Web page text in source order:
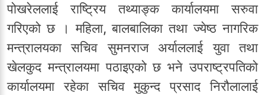
पोखरेललाई राष्ट्रिय तथ्याङ्क कार्यालयमा सरुवा
गरिएको छ । महिला, बालबालिका तथा ज्येष्ठ नागरिक
मन्त्रालयका सचिव सुमनराज अर्याललाई युवा तथा
खेलकुद मन्त्रालयमा पठाइएको छ भने उपराष्ट्रपतिको
कार्यालयमा रहेका सचिव मुकुन्द प्रसाद निरौलालाई